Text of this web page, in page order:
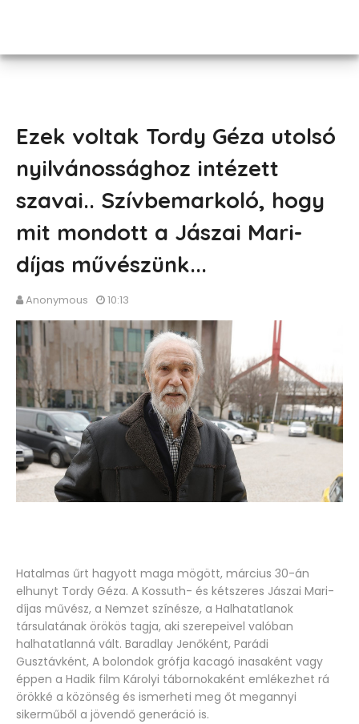
Ezek voltak Tordy Géza utolsó
nyilvánossághoz intézett
szavai.. Szívbemarkoló, hogy
mit mondott a Jászai Mari-
díjas művészünk...
Anonymous 10:13
Hatalmas űrt hagyott maga mögött, március 30-án
elhunyt Tordy Géza. A Kossuth- és kétszeres Jászai Mari-
díjas művész, a Nemzet színésze, a Halhatatlanok
társulatának örökös tagja, aki szerepeivel valóban
halhatatlanná vált. Baradlay Jenőként, Parádi
Gusztávként, A bolondok grófja kacagó inasaként vagy
éppen a Hadik film Károlyi tábornokaként emlékezhet rá
örökké a közönség és ismerheti meg őt megannyi
sikerműből a jövendő generáció is.